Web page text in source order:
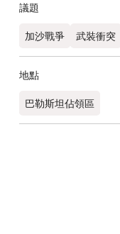
議題
加沙戰爭 武裝衝突
地點
巴勒斯坦佔領區